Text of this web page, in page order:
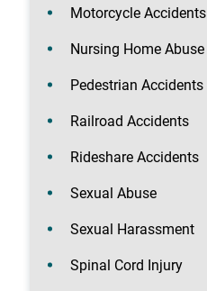
Motorcycle Accidents
Nursing Home Abuse
Pedestrian Accidents
Railroad Accidents
Rideshare Accidents
Sexual Abuse
Sexual Harassment
Spinal Cord Injury